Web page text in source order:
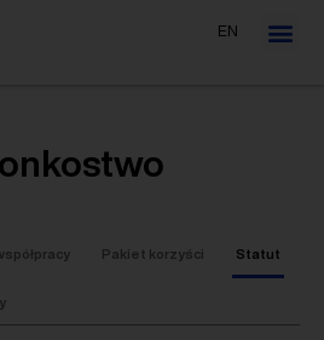
EN
Pakiet korzyści Statut